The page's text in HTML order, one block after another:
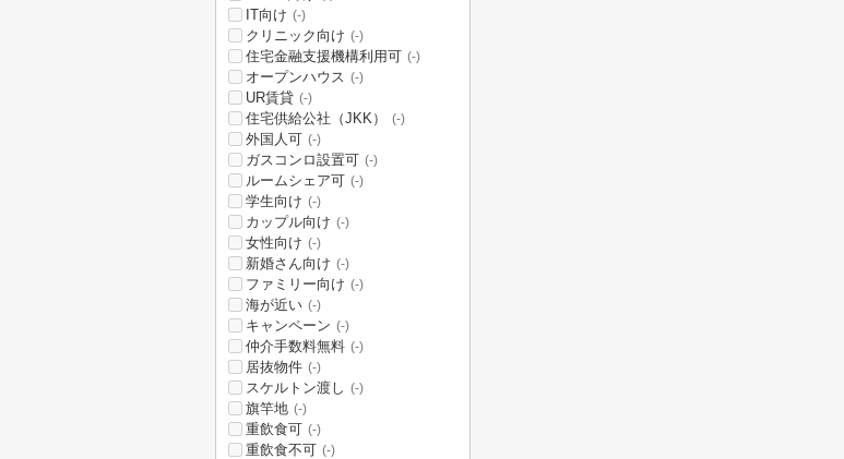
IT向け (-)
クリニック向け (-)
住宅金融支援機構利用可 (-)
オープンハウス (-)
UR賃貸 (-)
住宅供給公社（JKK） (-)
外国人可 (-)
ガスコンロ設置可 (-)
ルームシェア可 (-)
学生向け (-)
カップル向け (-)
女性向け (-)
新婚さん向け (-)
ファミリー向け (-)
海が近い (-)
キャンペーン (-)
仲介手数料無料 (-)
居抜物件 (-)
スケルトン渡し (-)
旗竿地 (-)
重飲食可 (-)
重飲食不可 (-)